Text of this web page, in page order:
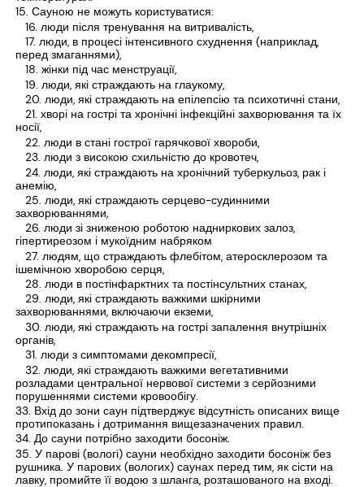
Сауною не можуть користуватися:
люди після тренування на витривалість,
люди, в процесі інтенсивного схуднення (наприклад,
перед змаганнями),
жінки під час менструації,
люди, які страждають на глаукому,
люди, які страждають на епілепсію та психотичні стани,
хворі на гострі та хронічні інфекційні захворювання та їх
носії,
люди в стані гострої гарячкової хвороби,
люди з високою схильністю до кровотеч,
люди, які страждають на хронічний туберкульоз, рак і
анемію,
люди, які страждають серцево-судинними
захворюваннями,
люди зі зниженою роботою надниркових залоз,
гіпертиреозом і мукоїдним набряком
людям, що страждають флебітом, атеросклерозом та
ішемічною хворобою серця,
люди в постінфарктних та постінсультних станах,
люди, які страждають важкими шкірними
захворюваннями, включаючи екземи,
люди, які страждають на гострі запалення внутрішніх
органів,
люди з симптомами декомпресії,
люди, які страждають важкими вегетативними
розладами центральної нервової системи з серйозними
порушеннями системи кровообігу.
Вхід до зони саун підтверджує відсутність описаних вище
протипоказань і дотримання вищезазначених правил.
До сауни потрібно заходити босоніж.
У парові (вологі) сауни необхідно заходити босоніж без
рушника. У парових (вологих) саунах перед тим, як сісти на
лавку, промийте її водою з шланга, розташованого на вході.